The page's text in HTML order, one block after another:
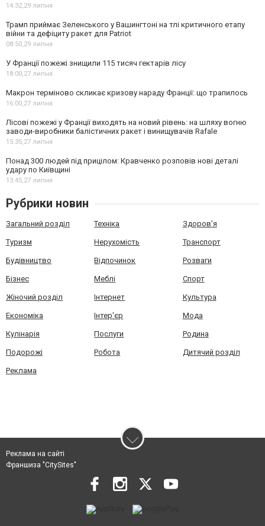
14:32,29 липня
Трамп приймає Зеленського у Вашингтоні на тлі критичного етапу
війни та дефіциту ракет для Patriot
08:50,29 липня
У Франції пожежі знищили 115 тисяч гектарів лісу
18:00,27 липня
Макрон терміново скликає кризову нараду Франції: що трапилось
16:00,27 липня
Лісові пожежі у Франції виходять на новий рівень: на шляху вогню
заводи-виробники балістичних ракет і винищувачів Rafale
15:35,27 липня
Понад 300 людей під прицілом: Кравченко розповів нові деталі
удару по Київщині
13:45,27 липня
Рубрики новин
Загальний розділ Техніка Здоров'я
Туризм Нерухомість Транспорт
Будівництво Відпочинок Розваги
Бізнес Меблі Спорт
Жіночий розділ Інтернет Культура
Економіка Інтер'єр Мода
Кулінарія Послуги Родина
Подорожі Робота Дитячий розділ
Реклама
Реклама на сайті
Франшиза "CitySites"